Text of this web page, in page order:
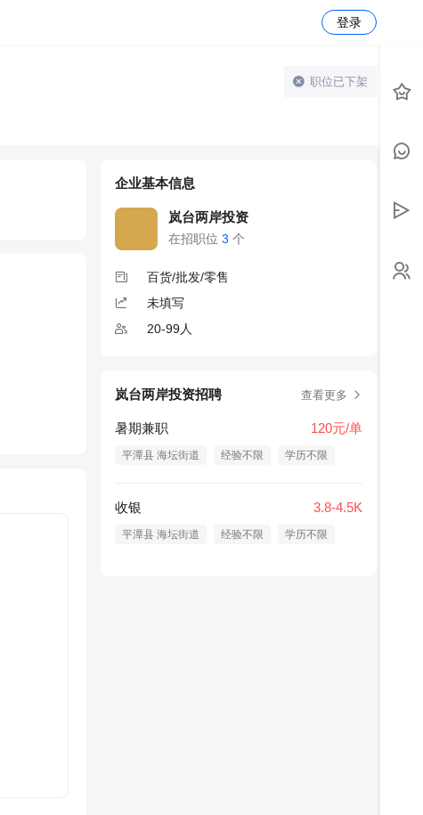
登录
职位已下架
企业基本信息
岚台两岸投资
在招职位 3 个
百货/批发/零售
未填写
20-99人
岚台两岸投资招聘 查看更多
暑期兼职 120元/单
平潭县 海坛街道 经验不限 学历不限
收银 3.8-4.5K
平潭县 海坛街道 经验不限 学历不限